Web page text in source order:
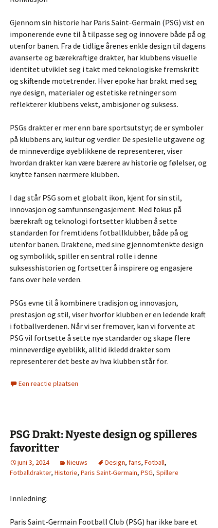
Gjennom sin historie har Paris Saint-Germain (PSG) vist en
imponerende evne til å tilpasse seg og innovere både på og
utenfor banen. Fra de tidlige årenes enkle design til dagens
avanserte og bærekraftige drakter, har klubbens visuelle
identitet utviklet seg i takt med teknologiske fremskritt
og skiftende motetrender. Hver epoke har brakt med seg
nye design, materialer og estetiske retninger som
reflekterer klubbens vekst, ambisjoner og suksess.
PSGs drakter er mer enn bare sportsutstyr; de er symboler
på klubbens arv, kultur og verdier. De spesielle utgavene og
de minneverdige øyeblikkene de representerer, viser
hvordan drakter kan være bærere av historie og følelser, og
knytte fansen nærmere klubben.
I dag står PSG som et globalt ikon, kjent for sin stil,
innovasjon og samfunnsengasjement. Med fokus på
bærekraft og teknologi fortsetter klubben å sette
standarden for fremtidens fotballklubber, både på og
utenfor banen. Draktene, med sine gjennomtenkte design
og symbolikk, spiller en sentral rolle i denne
suksesshistorien og fortsetter å inspirere og engasjere
fans over hele verden.
PSGs evne til å kombinere tradisjon og innovasjon,
prestasjon og stil, viser hvorfor klubben er en ledende kraft
i fotballverdenen. Når vi ser fremover, kan vi forvente at
PSG vil fortsette å sette nye standarder og skape flere
minneverdige øyeblikk, alltid ikledd drakter som
representerer det beste av hva klubben står for.
Een reactie plaatsen
PSG Drakt: Nyeste design og spilleres
favoritter
juni 3, 2024 Nieuws Design, fans, Fotball,
Fotballdrakter, Historie, Paris Saint-Germain, PSG, Spillere
Innledning:
Paris Saint-Germain Football Club (PSG) har ikke bare et